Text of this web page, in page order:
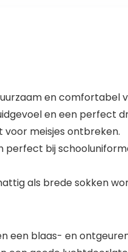
en comfortabel
en een perfect
voor meisjes ontbreken.
perfect bij
als brede sokken
een blaas- en